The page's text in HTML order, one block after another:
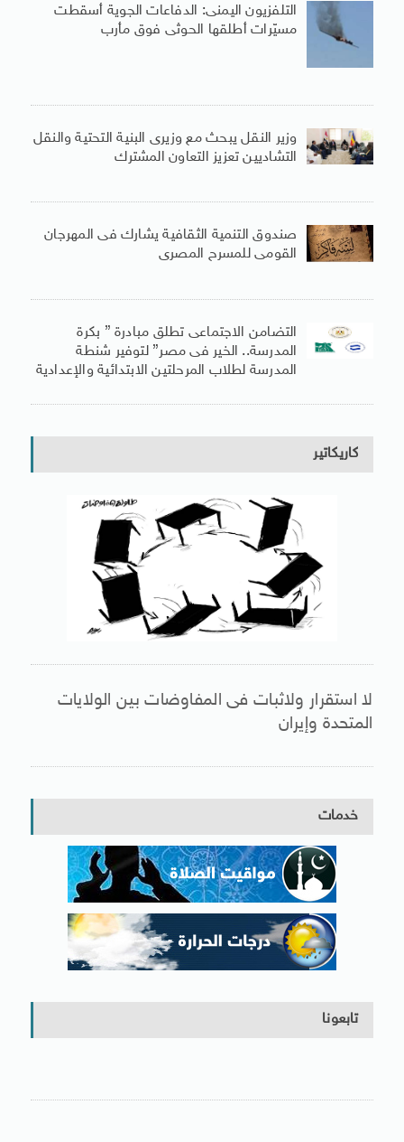
التلفزيون اليمنى: الدفاعات الجوية أسقطت
مسيّرات أطلقها الحوثى فوق مأرب
وزير النقل يبحث مع وزيرى البنية التحتية والنقل
التشاديين تعزيز التعاون المشترك
صندوق التنمية الثقافية يشارك فى المهرجان
القومى للمسرح المصرى
التضامن الاجتماعى تطلق مبادرة ” بكرة
المدرسة.. الخير فى مصر” لتوفير شنطة
المدرسة لطلاب المرحلتين الابتدائية والإعدادية
كاريكاتير
لا استقرار ولاثبات فى المفاوضات بين الولايات
المتحدة وإيران
خدمات
تابعونا